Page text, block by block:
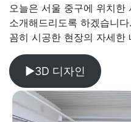
오늘은 서울 중구에 위치한
소개해드리도록 하겠습니
꼼히 시공한 현장의 자세한
▶3D 디자인